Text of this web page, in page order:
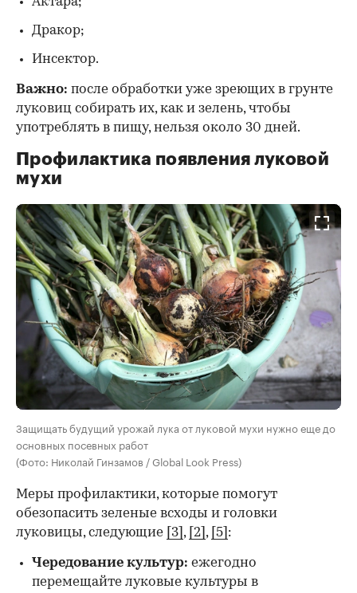
Дракор;
Инсектор.
Важно: после обработки уже зреющих в грунте
луковиц собирать их, как и зелень, чтобы
употреблять в пищу, нельзя около 30 дней.
Профилактика появления луковой
мухи
Защищать будущий урожай лука от луковой мухи нужно еще до
основных посевных работ
(Фото: Николай Гинзамов / Global Look Press)
Меры профилактики, которые помогут
обезопасить зеленые всходы и головки
луковицы, следующие
[3] , [2] , [5] :
Чередование культур: ежегодно
перемещайте луковые культуры в